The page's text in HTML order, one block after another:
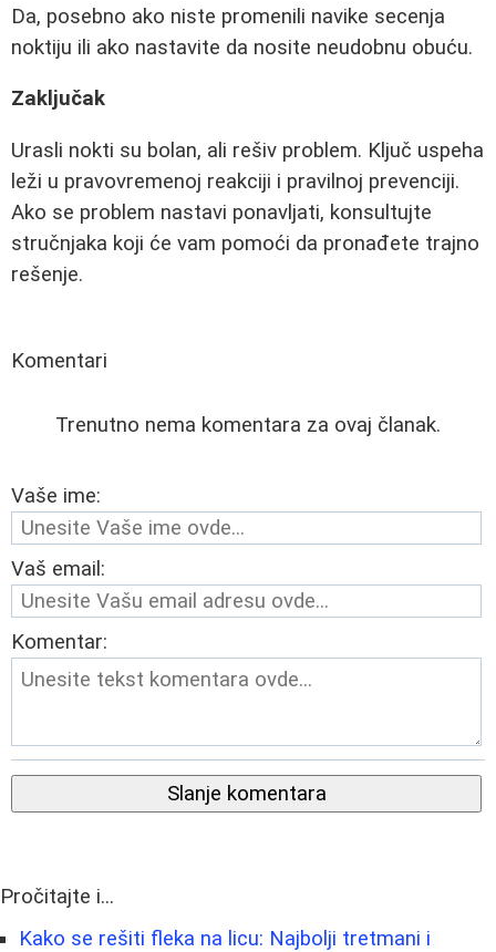
Da, posebno ako niste promenili navike secenja
noktiju ili ako nastavite da nosite neudobnu obuću.
Zaključak
Urasli nokti su bolan, ali rešiv problem. Ključ uspeha
leži u pravovremenoj reakciji i pravilnoj prevenciji.
Ako se problem nastavi ponavljati, konsultujte
stručnjaka koji će vam pomoći da pronađete trajno
rešenje.
Komentari
Trenutno nema komentara za ovaj članak.
Vaše ime:
Vaš email:
Komentar:
Slanje komentara
Pročitajte i...
Kako se rešiti fleka na licu: Najbolji tretmani i